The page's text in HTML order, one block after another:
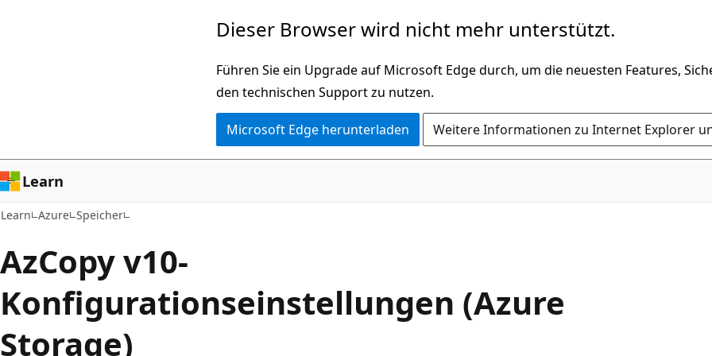
Dieser Browser wird nicht mehr unterstützt.
Führen Sie ein Upgrade auf Microsoft Edge durch, um die neuesten Features,
den technischen Support zu nutzen.
Microsoft Edge herunterladen Weitere Informationen zu Internet Explorer
Learn
Learn Azure Speicher
AzCopy v10-
Konfigurationseinstellungen (Azure
Storage)